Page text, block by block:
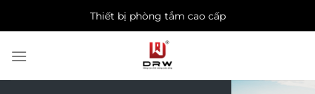
Thiết bị phòng tắm cao cấp